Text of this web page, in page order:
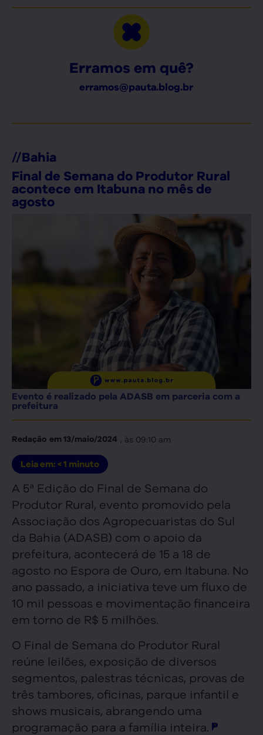
Erramos em quê?
erramos@pauta.blog.br
//Bahia
Final de Semana do Produtor Rural
acontece em Itabuna no mês de
agosto
Evento é realizado pela ADASB em parceria com a
prefeitura
Redação em13/maio/2024 , às 09:10 am
Leia em: < 1 minuto
A 5ª Edição do Final de Semana do
Produtor Rural, evento promovido pela
Associação dos Agropecuaristas do Sul
da Bahia (ADASB) com o apoio da
prefeitura, acontecerá de 15 a 18 de
agosto no Espora de Ouro, em Itabuna. No
ano passado, a iniciativa teve um fluxo de
10 mil pessoas e movimentação financeira
em torno de R$ 5 milhões.
O Final de Semana do Produtor Rural
reúne leilões, exposição de diversos
segmentos, palestras técnicas, provas de
três tambores, oficinas, parque infantil e
shows musicais, abrangendo uma
programação para a família inteira.